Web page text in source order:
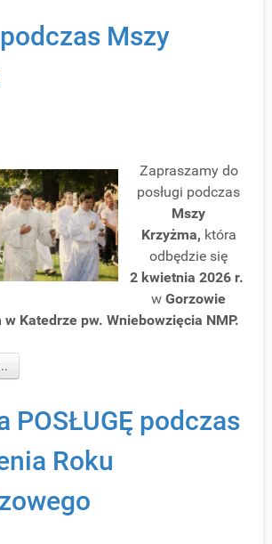
Mszy
Zapraszamy do
posługi podczas
Mszy
Krzyżma, która
odbędzie się
2 kwietnia 2026 r.
w Gorzowie
Katedrze pw. Wniebowzięcia NMP.
POSŁUGĘ podczas
Roku